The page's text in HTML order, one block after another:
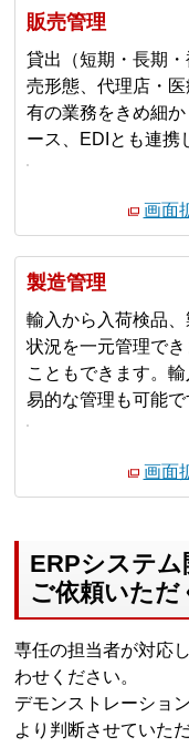
販売管理
貸出（短期・長期
売形態、代理店・
有の業務をきめ細
ース、EDIとも連携
画面
製造管理
輸入から入荷検品
状況を一元管理で
こともできます。
易的な管理も可能で
画面
ERPシステム
ご依頼いただ
専任の担当者が対応
わせください。
デモンストレーショ
より判断させていた